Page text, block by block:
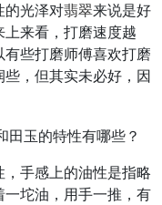
的光泽对翡翠来说是好
来看，打磨速度越
些打磨师傅喜欢打磨
，但其实未必好，因
手感上的油性是指略
坨油，用手一推，有